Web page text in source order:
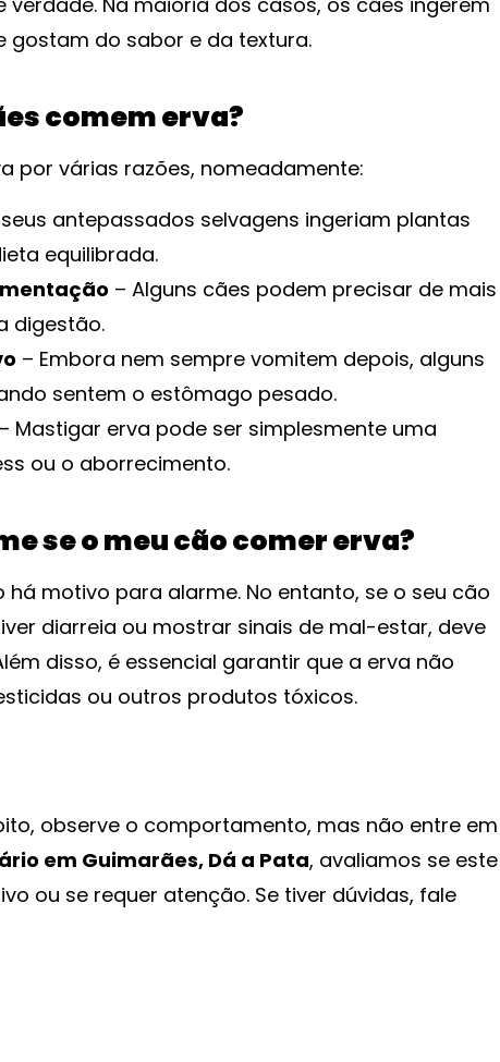
gostam do sabor e da textura.
comem erva?
por várias razões, nomeadamente:
seus antepassados selvagens ingeriam plantas
equilibrada.
– Alguns cães podem precisar de mais
digestão.
– Embora nem sempre vomitem depois, alguns
sentem o estômago pesado.
– Mastigar erva pode ser simplesmente uma
ou o aborrecimento.
se o meu cão comer erva?
há motivo para alarme. No entanto, se o seu cão
diarreia ou mostrar sinais de mal-estar, deve
disso, é essencial garantir que a erva não
ou outros produtos tóxicos.
observe o comportamento, mas não entre em
em Guimarães, Dá a Pata, avaliamos se este
ou se requer atenção. Se tiver dúvidas, fale